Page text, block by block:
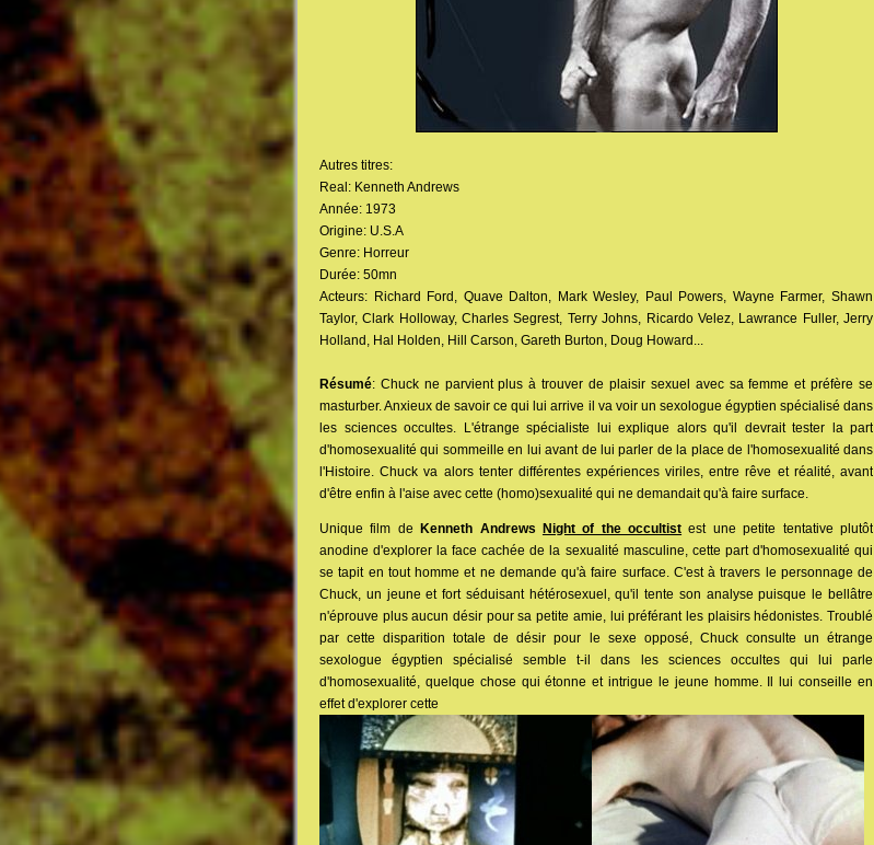
Autres titres:
Real: Kenneth Andrews
Année: 1973
Origine: U.S.A
Genre: Horreur
Durée: 50mn
Acteurs: Richard Ford, Quave Dalton, Mark Wesley, Paul Powers, Wayne Farmer, Shawn
Taylor, Clark Holloway, Charles Segrest, Terry Johns, Ricardo Velez, Lawrance Fuller, Jerry
Holland, Hal Holden, Hill Carson, Gareth Burton, Doug Howard...
Résumé: Chuck ne parvient plus à trouver de plaisir sexuel avec sa femme et préfère se
masturber. Anxieux de savoir ce qui lui arrive il va voir un sexologue égyptien spécialisé dans
les sciences occultes. L'étrange spécialiste lui explique alors qu'il devrait tester la part
d'homosexualité qui sommeille en lui avant de lui parler de la place de l'homosexualité dans
l'Histoire. Chuck va alors tenter différentes expériences viriles, entre rêve et réalité, avant
d'être enfin à l'aise avec cette (homo)sexualité qui ne demandait qu'à faire surface.
Unique film de Kenneth Andrews Night of the occultist est une petite tentative plutôt
anodine d'explorer la face cachée de la sexualité masculine, cette part d'homosexualité qui
se tapit en tout homme et ne demande qu'à faire surface. C'est à travers le personnage de
Chuck, un jeune et fort séduisant hétérosexuel, qu'il tente son analyse puisque le bellâtre
n'éprouve plus aucun désir pour sa petite amie, lui préférant les plaisirs hédonistes. Troublé
par cette disparition totale de désir pour le sexe opposé, Chuck consulte un étrange
sexologue égyptien spécialisé semble t-il dans les sciences occultes qui lui parle
d'homosexualité, quelque chose qui étonne et intrigue le jeune homme. Il lui conseille en
effet d'explorer cette